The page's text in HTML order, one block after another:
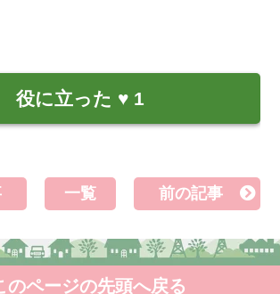
役に立った ♥ 1
一覧 前の記事
のページの先頭へ戻る